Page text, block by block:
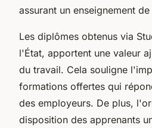
assurant un enseignement
Les diplômes obtenus via
l'État, apportent une valeur
du travail. Cela souligne
formations offertes qui
des employeurs. De plus,
disposition des apprenants